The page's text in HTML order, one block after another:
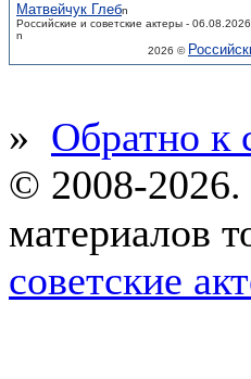
Матвейчук Глебn
Российские и советские актеры - 06.08.2026
n
2026 ©
» Обратно к
© 2008-
материалов
советские